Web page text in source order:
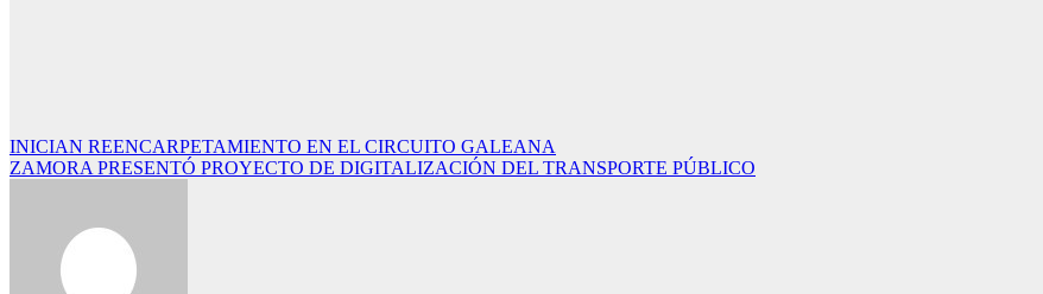
Navegación
de
INICIAN REENCARPETAMIENTO EN EL CIRCUITO GALEANA
ZAMORA PRESENTÓ PROYECTO DE DIGITALIZACIÓN DEL TRANSPORTE PÚBLICO